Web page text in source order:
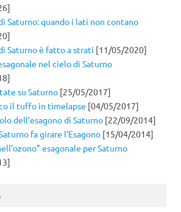
di Saturno: quando i lati non contano
di Saturno è fatto a strati [11/05/2020]
nel cielo di Saturno
su Saturno [25/05/2017]
il tuffo in timelapse [04/05/2017]
dell’esagono di Saturno [22/09/2014]
fa girare l’Esagono [15/04/2014]
esagonale per Saturno